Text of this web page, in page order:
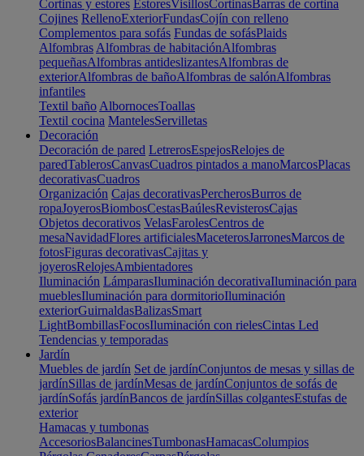
Cortinas y estores EstoresVisillosCortinasBarras de cortina
Cojines RellenoExteriorFundasCojín con relleno
Complementos para sofás Fundas de sofásPlaids
Alfombras Alfombras de habitaciónAlfombras
pequeñasAlfombras antideslizantesAlfombras de
exteriorAlfombras de bañoAlfombras de salónAlfombras
infantiles
Textil baño AlbornocesToallas
Textil cocina MantelesServilletas
Decoración
Decoración de pared LetrerosEspejosRelojes de
paredTablerosCanvasCuadros pintados a manoMarcosPlacas
decorativasCuadros
Organización Cajas decorativasPercherosBurros de
ropaJoyerosBiombosCestasBaúlesRevisterosCajas
Objetos decorativos VelasFarolesCentros de
mesaNavidadFlores artificialesMaceterosJarronesMarcos de
fotosFiguras decorativasCajitas y
joyerosRelojesAmbientadores
Iluminación LámparasIluminación decorativaIluminación para
mueblesIluminación para dormitorioIluminación
exteriorGuirnaldasBalizasSmart
LightBombillasFocosIluminación con rielesCintas Led
Tendencias y temporadas
Jardín
Muebles de jardín Set de jardínConjuntos de mesas y sillas de
jardínSillas de jardínMesas de jardínConjuntos de sofás de
jardínSofás jardínBancos de jardínSillas colgantesEstufas de
exterior
Hamacas y tumbonas
AccesoriosBalancinesTumbonasHamacasColumpios